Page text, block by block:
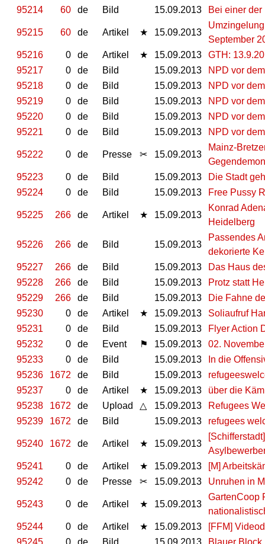
95214
60 de Bild 15.09.2013 Bei einer
95215 60 de Artikel ★ 15.09.2013
September
95216
0 de Artikel ★ 15.09.2013
GTH:
95217
0 de Bild 15.09.2013
NPD vor
95218
0 de Bild 15.09.2013
NPD vor
95219
0 de Bild 15.09.2013
NPD vor
95220
0 de Bild 15.09.2013
NPD vor
95221
0 de Bild 15.09.2013 NPD vor
95222 0 de Presse ✂ 15.09.2013
Mainz-
95223
0 de Bild 15.09.2013
Die Stadt
95224
0 de Bild 15.09.2013 Free Pussy
95225 266 de Artikel ★ 15.09.2013
Konrad
Heidelberg
95226 266 de Bild 15.09.2013
Passendes
dekorierte
95227
266 de Bild 15.09.2013
Das Haus
95228
266 de Bild 15.09.2013
Protz statt
95229
266 de Bild 15.09.2013
Die Fahne
95230
0 de Artikel ★ 15.09.2013
Soliaufruf
95231
0 de Bild 15.09.2013
Flyer Action
95232
0 de Event ⚑ 15.09.2013
02.
95233
0 de Bild 15.09.2013
In die
95236
1672 de Bild 15.09.2013
95237
0 de Artikel ★ 15.09.2013
über die
95238
1672 de Upload △ 15.09.2013
Refugees
95239
1672 de Bild 15.09.2013 refugees
95240 1672 de Artikel ★ 15.09.2013
95241
0 de Artikel ★ 15.09.2013
[M]
95242
0 de Presse ✂ 15.09.2013 Unruhen in
95243 0 de Artikel ★ 15.09.2013
GartenCoop
95244
0 de Artikel ★ 15.09.2013
[FFM]
95245
0 de Bild 15.09.2013 Blauer Block